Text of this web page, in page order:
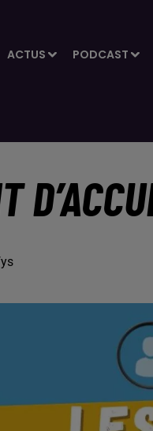
ACTUS PODCAST